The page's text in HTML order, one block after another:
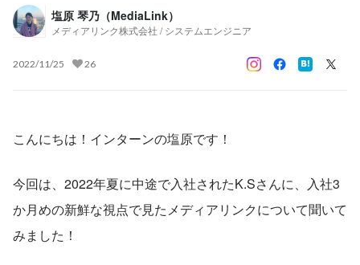
塩原 琴乃（MediaLink）
メディアリンク株式会社 / システムエンジニア
2022/11/25 26
こんにちは！インターンの塩原です！
今回は、2022年夏に中途で入社されたK.Sさんに、入社3
か月めの新鮮な視点で見たメディアリンクについて聞いて
みました！